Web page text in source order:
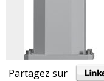
Partagez sur